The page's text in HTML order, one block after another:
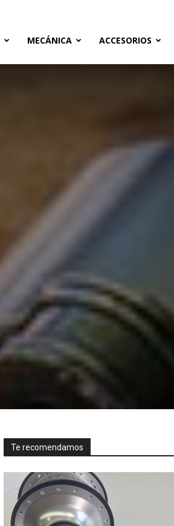
MECÁNICA ACCESORIOS
Te recomendamos